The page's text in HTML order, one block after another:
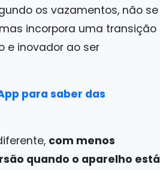
os vazamentos, não se
incorpora uma transição
e inovador ao ser
para saber das
com menos
quando o aparelho está